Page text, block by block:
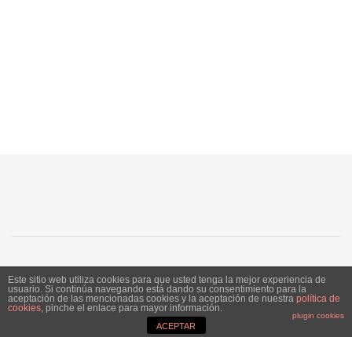
Siente Jerez 2020. Publicación bajo licencia CC
Este sitio web utiliza cookies para que usted tenga la mejor experiencia de
usuario. Si continúa navegando está dando su consentimiento para la
aceptación de las mencionadas cookies y la aceptación de nuestra política de
cookies, pinche el enlace para mayor información.
plugin cookies
ACEPTAR